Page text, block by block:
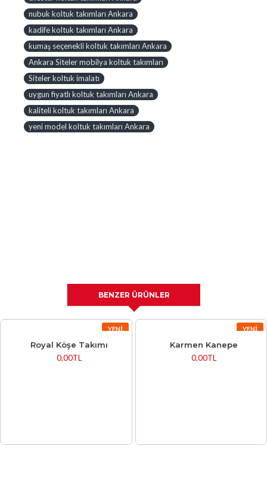
nubuk koltuk takımları Ankara
kadife koltuk takımları Ankara
kumaş seçenekli koltuk takımları Ankara
Ankara Siteler mobilya koltuk takımları
Siteler koltuk imalatı
uygun fiyatlı koltuk takımları Ankara
kaliteli koltuk takımları Ankara
yeni model koltuk takımları Ankara
BENZER ÜRÜNLER
YENI
Royal Köşe Takımı
0,00TL
YENI
Karmen Kanepe
0,00TL